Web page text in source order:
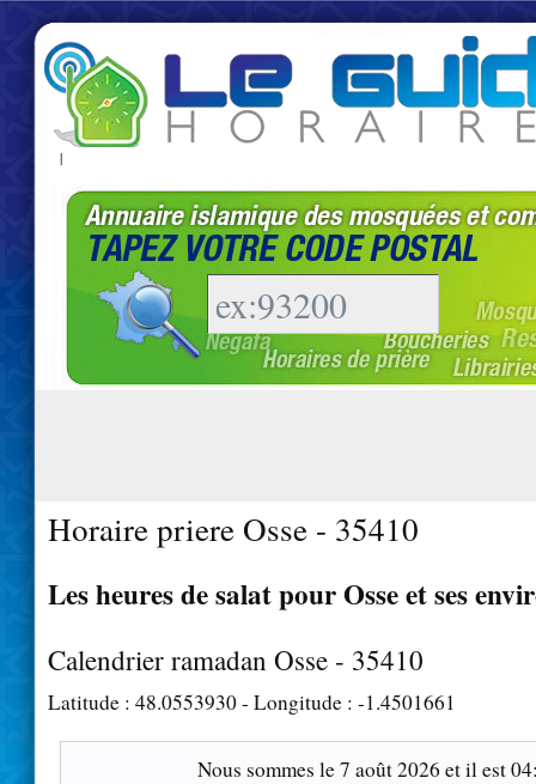
|
Horaire priere Osse - 35410
Les heures de salat pour Osse et ses
Calendrier ramadan Osse - 35410
Latitude : 48.0553930- Longitude : -1.4501661
Nous sommes le7 août 2026 et il est